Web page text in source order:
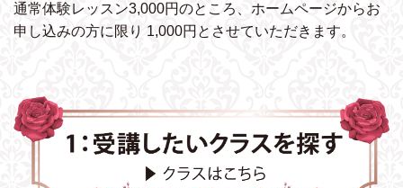
通常体験レッスン3,000円のところ、ホームページからお
申し込みの方に限り 1,000円とさせていただきます。